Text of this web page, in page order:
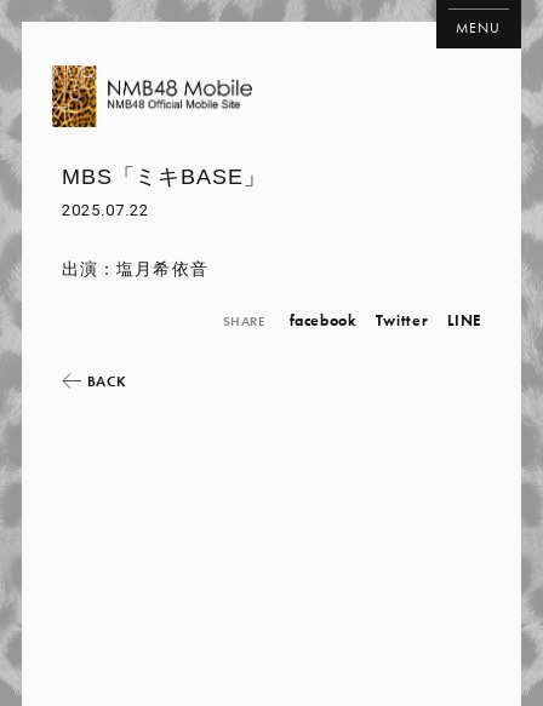
MENU
MBS「ミキBASE」
2025.07.22
出演：塩月希依音
SHARE facebook Twitter LINE
BACK